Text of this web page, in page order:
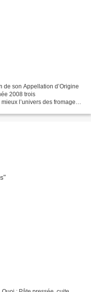
de son Appellation d’Origine
2008 trois
l’univers des fromages